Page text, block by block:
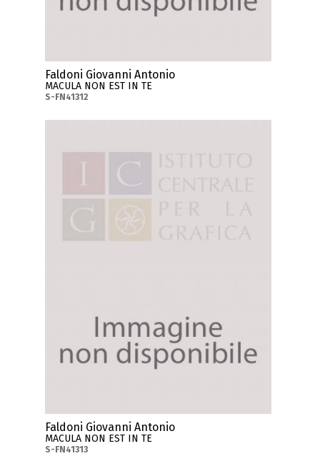
Faldoni Giovanni Antonio
MACULA NON EST IN TE
S-FN41312
Faldoni Giovanni Antonio
MACULA NON EST IN TE
S-FN41313